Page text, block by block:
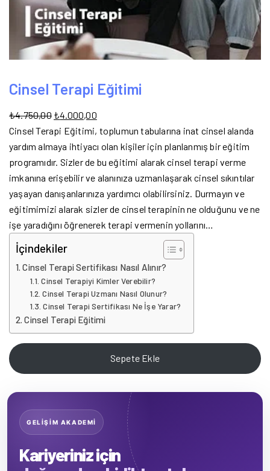
Cinsel Terapi Eğitimi
₺4.750,00 ₺4.000,00
Cinsel Terapi Eğitimi, toplumun tabularına inat cinsel alanda
yardım almaya ihtiyacı olan kişiler için planlanmış bir eğitim
programıdır. Sizler de bu eğitimi alarak cinsel terapi verme
imkanına erişebilir ve alanınıza uzmanlaşarak cinsel sıkıntılar
yaşayan danışanlarınıza yardımcı olabilirsiniz. Durmayın ve
eğitimimizi alarak sizler de cinsel terapinin ne olduğunu ve ne
işe yaradığını öğrenerek terapi vermenin yollarını…
İçindekiler
Cinsel Terapi Sertifikası Nasıl Alınır?
Cinsel Terapiyi Kimler Verebilir?
Cinsel Terapi Uzmanı Nasıl Olunur?
Cinsel Terapi Sertifikası Ne İşe Yarar?
Cinsel Terapi Eğitimi
Sepete Ekle
GELİŞİM AKADEMİ
Kariyeriniz için